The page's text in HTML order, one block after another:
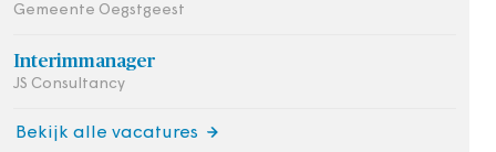
Gemeente Oegstgeest
Interimmanager
JS Consultancy
Bekijk alle vacatures